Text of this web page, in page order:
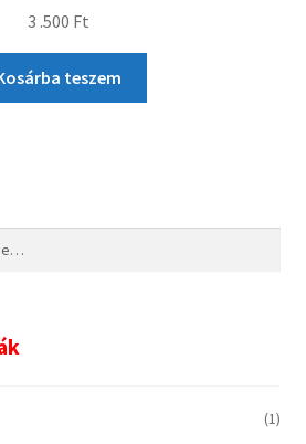
3 .500 Ft
teszem
(1)